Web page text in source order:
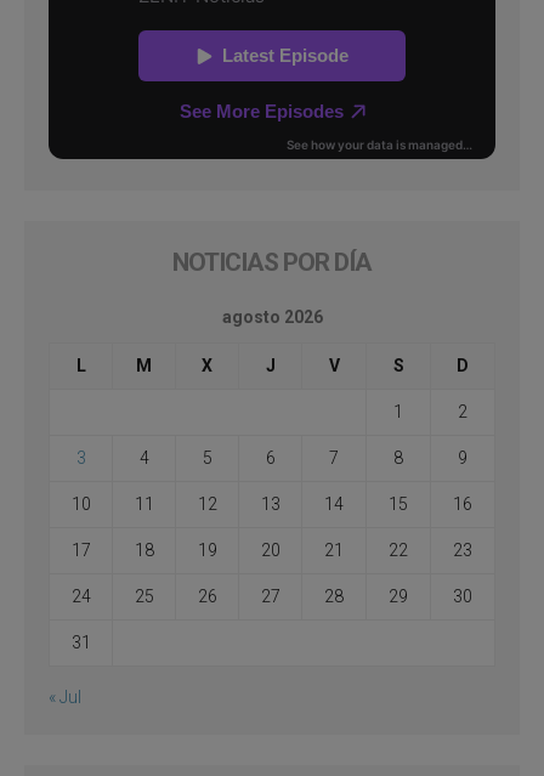
NOTICIAS POR DÍA
agosto 2026
L M X J V S D
1 2
3 4 5 6 7 8 9
10 11 12 13 14 15 16
17 18 19 20 21 22 23
24 25 26 27 28 29 30
31
« Jul